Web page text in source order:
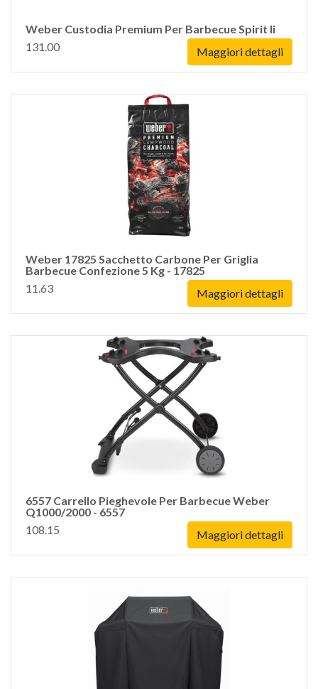
Weber Custodia Premium Per Barbecue Spirit Ii
131.00
Maggiori dettagli
Weber 17825 Sacchetto Carbone Per Griglia
Barbecue Confezione 5 Kg - 17825
11.63
Maggiori dettagli
6557 Carrello Pieghevole Per Barbecue Weber
Q1000/2000 - 6557
108.15
Maggiori dettagli